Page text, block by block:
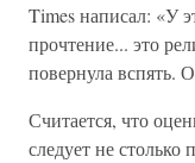
Times написал: «У
прочтение... это
повернула вспять.
Считается, что
следует не